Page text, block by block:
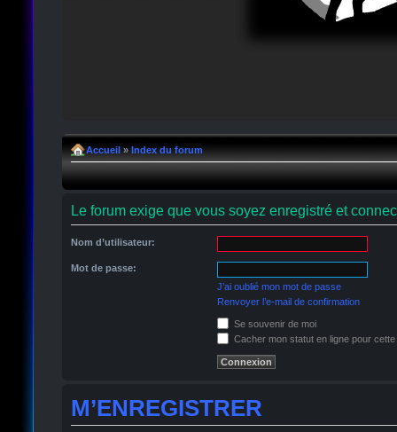
Accueil » Index du forum
Le forum exige que vous soyez enregistré et
Nom d’utilisateur:
Mot de passe:
J’ai oublié mon mot de passe
Renvoyer l’e-mail de confirmation
Se souvenir de moi
Cacher mon statut en ligne pour
M’ENREGISTRER